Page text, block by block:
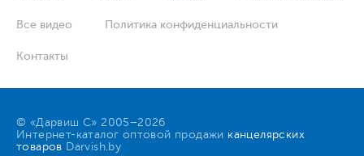
Все видео Политика конфиденциальности
Контакты
© «Дарвиш С» 2005–2026
Интернет-каталог оптовой продажи канцелярских
товаров Darvish.by